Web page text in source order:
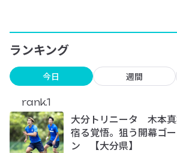
ランキング
今日 週間
rank.1
大分トリニータ 木本
宿る覚悟。狙う開幕ゴ
ン 【大分県】